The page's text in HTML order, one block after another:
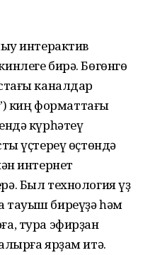
интерактив
бирә. Бөгөнгө
каналдар
киң форматтағы
күрһәтеү
үҫтереү өҫтөндә
интернет
Был технология үҙ
тауыш биреүҙә һәм
тура эфирҙан
ярҙам итә.